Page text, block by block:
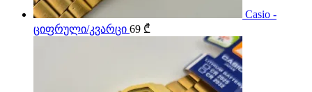
Casio -
ციფრული/კვარცი 69 ₾